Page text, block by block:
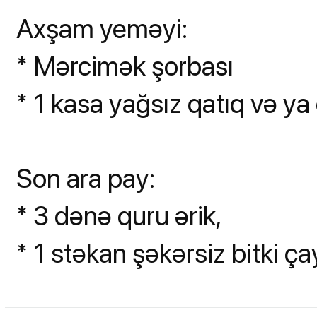
Axşam yeməyi:
* Mərcimək şorbası
* 1 kasa yağsız qatıq və ya
Son ara pay:
* 3 dənə quru ərik,
* 1 stəkan şəkərsiz bitki